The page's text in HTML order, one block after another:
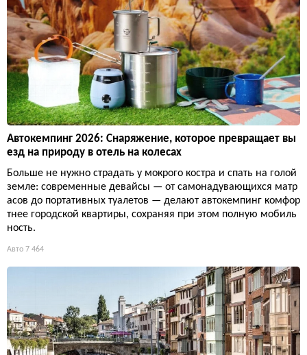
Автокемпинг 2026: Снаряжение, которое превращает вы
езд на природу в отель на колесах
Больше не нужно страдать у мокрого костра и спать на голой
земле: современные девайсы — от самонадувающихся матр
асов до портативных туалетов — делают автокемпинг комфор
тнее городской квартиры, сохраняя при этом полную мобиль
ность.
Авто 7 464